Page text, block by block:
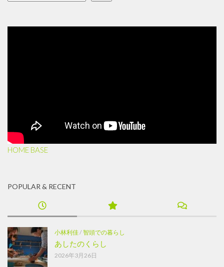
HOME BASE
POPULAR & RECENT
小林利佳/智頭での暮らし
あしたのくらし
2026年3月26日